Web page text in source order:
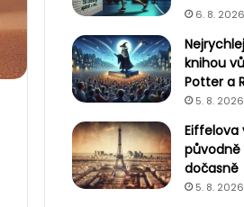
6. 8. 2026
knihou
Potter a
5. 8. 2026
Eiffelova
dočasně
5. 8. 2026